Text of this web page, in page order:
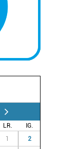
LR.
IG.
1 2